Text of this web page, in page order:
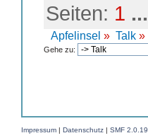
Seiten: 1 ...
Apfelinsel » Talk »
Gehe zu:
Impressum | Datenschutz | SMF 2.0.19